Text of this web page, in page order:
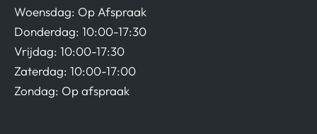
Woensdag: Op Afspraak
Donderdag: 10:00-17:30
Vrijdag: 10:00-17:30
Zaterdag: 10:00-17:00
Zondag: Op afspraak